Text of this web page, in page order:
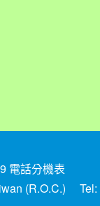
電話分機表
(R.O.C.)